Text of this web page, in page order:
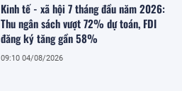
Kinh tế - xã hội 7 tháng đầu năm 2026:
Thu ngân sách vượt 72% dự toán, FDI
đăng ký tăng gần 58%
09:10 04/08/2026